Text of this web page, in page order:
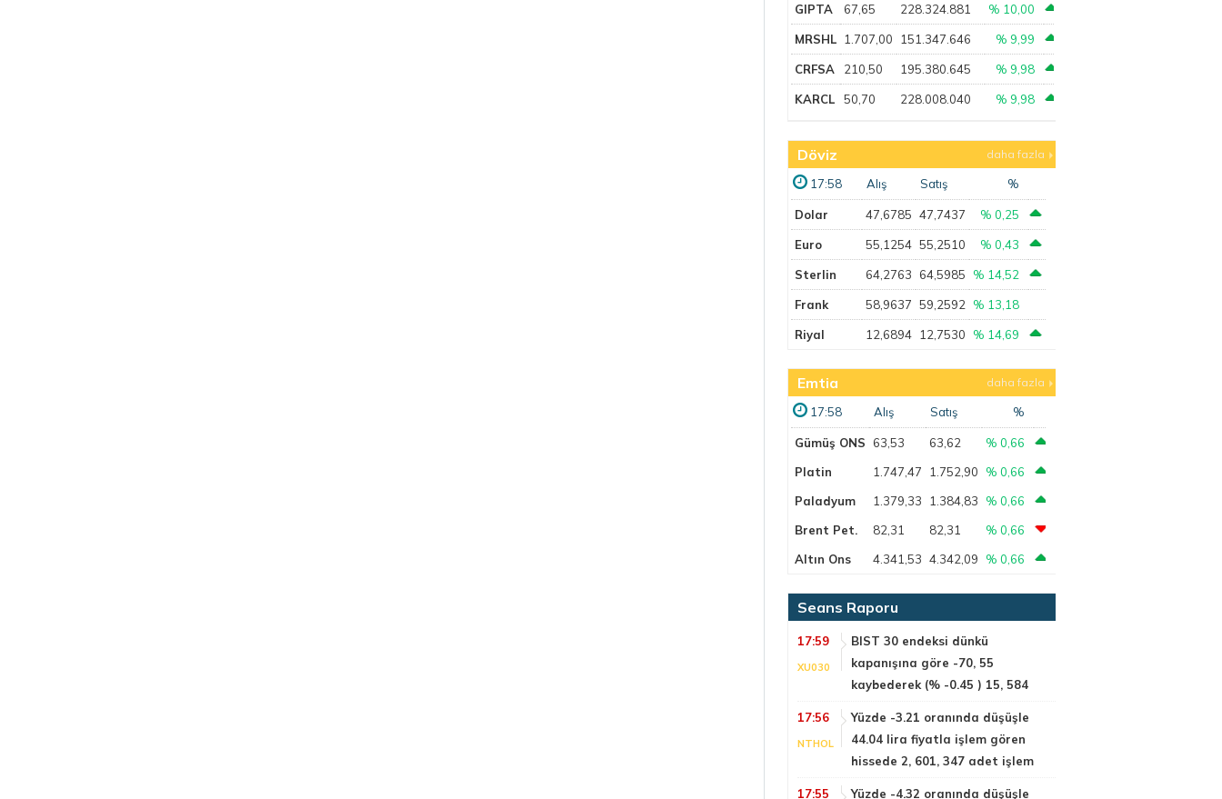
GIPTA 67,65 228.324.881 % 10,00
MRSHL 1.707,00 151.347.646 % 9,99
CRFSA 210,50 195.380.645 % 9,98
KARCL 50,70 228.008.040 % 9,98
Döviz daha fazla
17:58 Alış Satış %
Dolar 47,6785 47,7437 % 0,25
Euro 55,1254 55,2510 % 0,43
Sterlin 64,2763 64,5985 % 14,52
Frank 58,9637 59,2592 % 13,18
Riyal 12,6894 12,7530 % 14,69
Emtia daha fazla
17:58 Alış Satış %
Gümüş ONS 63,53 63,62
% 0,66
Platin
1.747,47 1.752,90
% 0,66
Paladyum
1.379,33 1.384,83
% 0,66
Brent Pet.
82,31 82,31
% 0,66
Altın Ons
4.341,53 4.342,09 % 0,66
Seans Raporu
17:59
XU030
BIST 30 endeksi dünkü
kapanışına göre -70, 55
kaybederek (% -0.45 ) 15, 584
17:56
NTHOL
Yüzde -3.21 oranında düşüşle
44.04 lira fiyatla işlem gören
hissede 2, 601, 347 adet işlem
17:55
Yüzde -4.32 oranında düşüşle